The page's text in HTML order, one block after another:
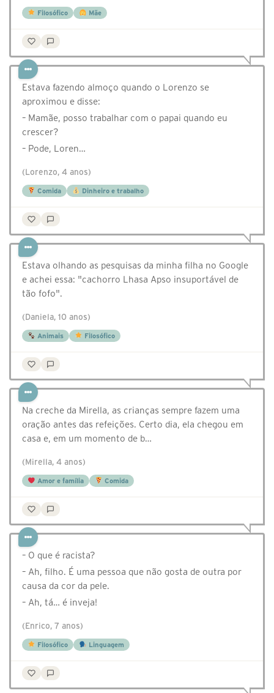
Filosófico Mãe
Estava fazendo almoço quando o Lorenzo se
aproximou e disse:
– Mamãe, posso trabalhar com o papai quando eu
crescer?
– Pode, Loren…
(Lorenzo, 4 anos)
Comida Dinheiro e trabalho
Estava olhando as pesquisas da minha filha no Google
e achei essa: "cachorro Lhasa Apso insuportável de
tão fofo".
(Daniela, 10 anos)
Animais Filosófico
Na creche da Mirella, as crianças sempre fazem uma
oração antes das refeições. Certo dia, ela chegou em
casa e, em um momento de b…
(Mirella, 4 anos)
Amor e família Comida
– O que é racista?
– Ah, filho. É uma pessoa que não gosta de outra por
causa da cor da pele.
– Ah, tá… é inveja!
(Enrico, 7 anos)
Filosófico Linguagem